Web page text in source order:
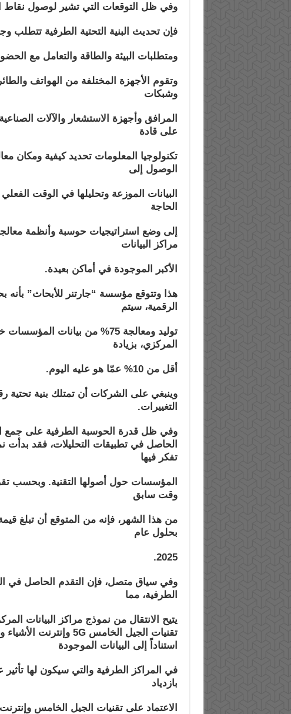
وفي ظل التوقعات التي تشير لوصول نقاط النهاية إلى 30 مليون نقطة
فإن تحديث البنية التحتية الطرفيةتتطلب
ومتطلبات البيئة والطاقة والتعامل مع
وتقوم الأجهزة المختلفة من الهواتف
وشبكات
المرافق وأجهزة الاستشعار والآلات
على قادة
تكنولوجيا المعلومات تحديد كيفية ومكان
الوصول إلى
البيانات الموزعة وتحليلها في الوقت
الحاجة
إلى وضع استراتيجيات حوسبة وأنظمة
مراكز البيانات
الأكبر الموجودة في أماكن بعيدة.
الرقمية، سيتم
توليد ومعالجة 75% من بيانات
المركزي، بزيادة
أقل من 10% عمّا هو عليه اليوم.
وينبغي على الشركات أن تمتلك بنية
التغييرات.
وفي ظل قدرة الحوسبة الطرفية على جمع
الحاصل في تطبيقات التحليلات، فقد بدأت
تفكر فيها
المؤسسات حول أصولها التقنية. وبحسب
وقت سابق
بحلول عام
2025.
وفي سياق متصل، فإن التقدم الحاصل في
الطرفية، مما
يتيح الانتقال من نموذج مراكز البيانات
تقنيات الجيل الخامس5G وإنترنت
استناداً إلى البيانات الموجودة
في المراكز الطرفية والتي سيكون لها
بازدياد
الاعتماد على تقنيات الجيل الخامس